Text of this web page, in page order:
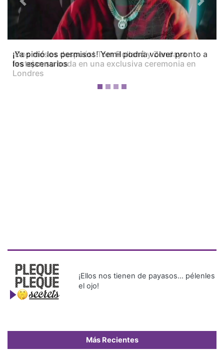
¡Dos meses después! Tom Holland y Zendaya
festejan su boda en una exclusiva ceremonia en
Londres
Previous Next
¡Ellos nos tienen de payasos… pélenles
el ojo!
Más Recientes